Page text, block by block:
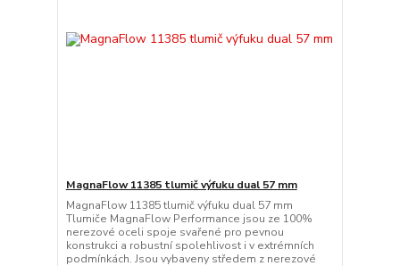
MagnaFlow 11385 tlumič výfuku dual 57 mm
MagnaFlow 11385 tlumič výfuku dual 57 mm
Tlumiče MagnaFlow Performance jsou ze 100%
nerezové oceli spoje svařené pro pevnou
konstrukci a robustní spolehlivost i v extrémních
podmínkách. Jsou vybaveny středem z nerezové